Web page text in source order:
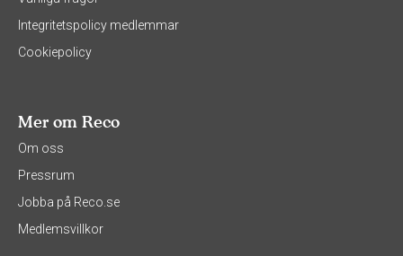
Integritetspolicy medlemmar
Cookiepolicy
Mer om Reco
Om oss
Pressrum
Jobba på Reco.se
Medlemsvillkor